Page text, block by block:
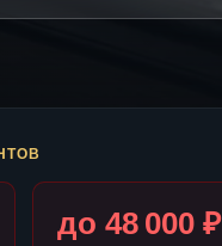
до 48 000 ₽